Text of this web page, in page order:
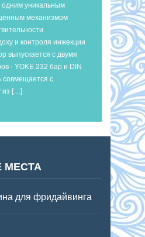
уникальным
механизмом
и контроля инжекции
выпускается с двумя
- YOKE 232 бар и DIN
совмещается с
из […]
МЕСТА
для фридайвинга